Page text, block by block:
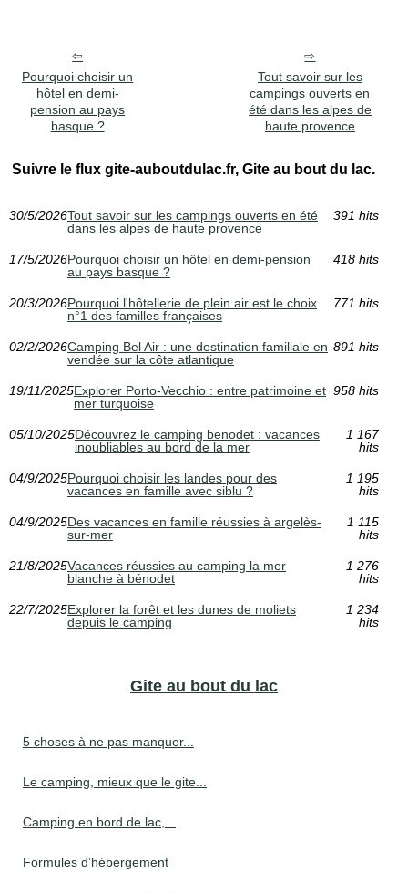
Pourquoi choisir un
hôtel en demi-
pension au pays
basque ?
Tout savoir sur les
campings ouverts en
été dans les alpes de
haute provence
Suivre le flux gite-auboutdulac.fr, Gite au bout du lac.
30/5/2026Tout savoir sur les campings ouverts en été
dans les alpes de haute provence
391 hits
17/5/2026Pourquoi choisir un hôtel en demi-pension
au pays basque ?
418 hits
20/3/2026Pourquoi l'hôtellerie de plein air est le choix
n°1 des familles françaises
771 hits
02/2/2026Camping Bel Air : une destination familiale en
vendée sur la côte atlantique
891 hits
19/11/2025Explorer Porto-Vecchio : entre patrimoine et
mer turquoise
958 hits
05/10/2025Découvrez le camping benodet : vacances
inoubliables au bord de la mer
1 167
hits
04/9/2025Pourquoi choisir les landes pour des
vacances en famille avec siblu ?
1 195
hits
04/9/2025Des vacances en famille réussies à argelès-
sur-mer
1 115
hits
21/8/2025Vacances réussies au camping la mer
blanche à bénodet
1 276
hits
22/7/2025Explorer la forêt et les dunes de moliets
depuis le camping
1 234
hits
Gite au bout du lac
5 choses à ne pas manquer...
Le camping, mieux que le gite...
Camping en bord de lac,...
Formules d’hébergement